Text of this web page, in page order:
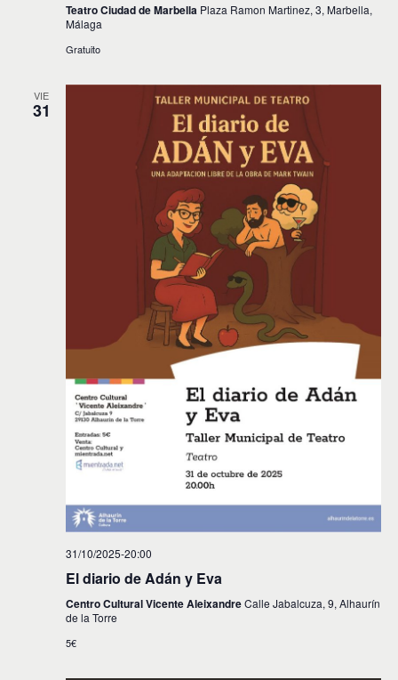
Teatro Ciudad de Marbella Plaza Ramon Martinez, 3, Marbella,
Málaga
Gratuito
VIE
31
31/10/2025-20:00
El diario de Adán y Eva
Centro Cultural Vicente AleixandreCalle Jabalcuza, 9, Alhaurín
de la Torre
5€